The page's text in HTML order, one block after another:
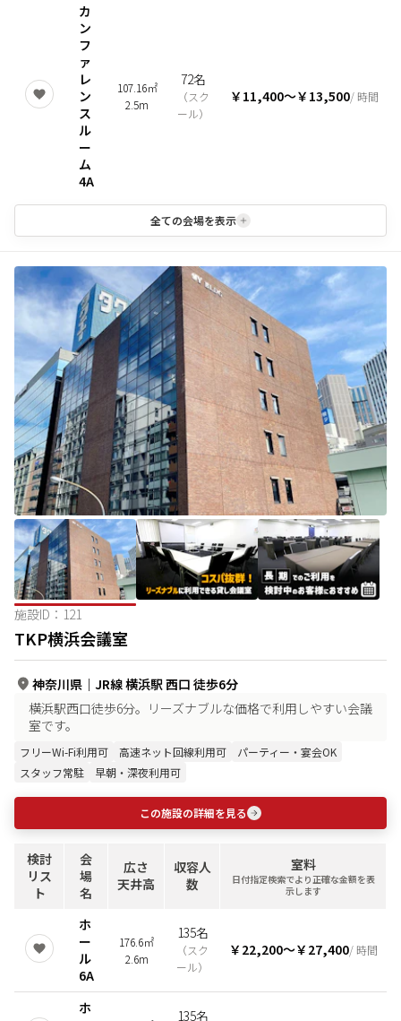
カ
ン
フ
ァ
レ
ン
ス
ル
ー
ム
4A
107.16㎡
2.5m
72名
（スク
ール）
￥11,400〜￥13,500/ 時間
全ての会場を表示
施設ID： 121
TKP横浜会議室
神奈川県 ｜ JR線 横浜駅 西口 徒歩6分
横浜駅西口徒歩6分。リーズナブルな価格で利用しやすい会議
室です。
フリーWi-Fi利用可 高速ネット回線利用可
パーティー・宴会OK
スタッフ常駐
早朝・深夜利用可
この施設の詳細を見る
検討
リス
ト
会
場
名
広さ
天井高
収容人
数
室料
日付指定検索でより正確な金額を表
示します
ホ
ー
ル
6A
176.6㎡
2.6m
135名
（スク
ール）
￥22,200〜￥27,400/ 時間
ホ
135名